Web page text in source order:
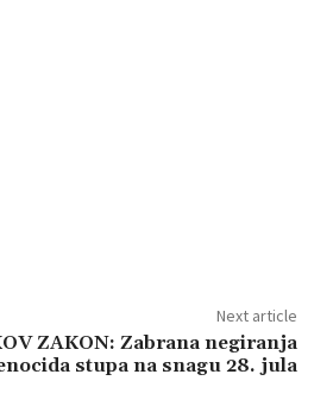
Next article
ZAKON: Zabrana negiranja
stupa na snagu 28. jula